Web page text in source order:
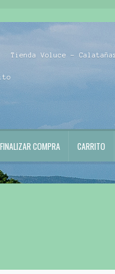
Tienda Voluce –
FINALIZAR COMPRA CARRITO